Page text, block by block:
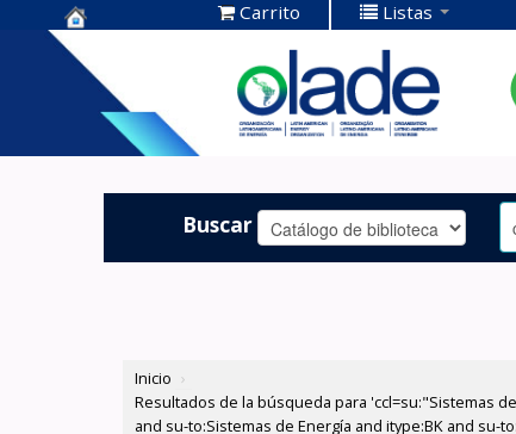
Centro de
Documentación
OLADE -
Carrito Listas
Buscar
Inicio ›
Resultados de la búsqueda para 'ccl=su:"Sistemas
and su-to:Sistemas de Energía and itype:BK and su-